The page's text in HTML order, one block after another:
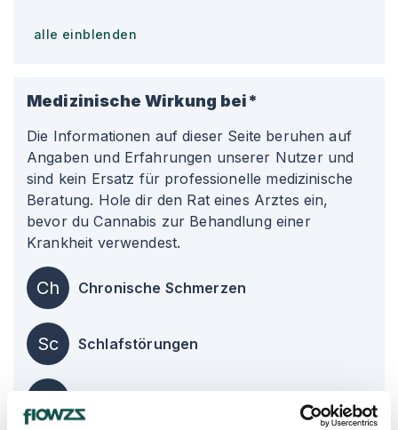
alle einblenden
Medizinische Wirkung bei*
Die Informationen auf dieser Seite beruhen auf
Angaben und Erfahrungen unserer Nutzer und
sind kein Ersatz für professionelle medizinische
Beratung. Hole dir den Rat eines Arztes ein,
bevor du Cannabis zur Behandlung einer
Krankheit verwendest.
Ch Chronische Schmerzen
Sc Schlafstörungen